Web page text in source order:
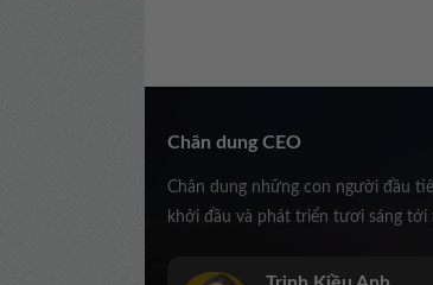
Chân dung CEO
Chân dung những con người đầu
khởi đầu và phát triển tươi sáng tới